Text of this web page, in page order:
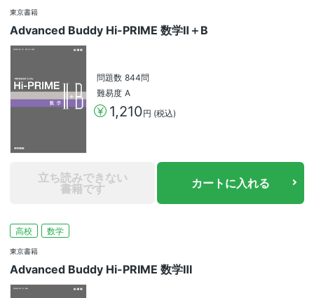
東京書籍
Advanced Buddy Hi-PRIME 数学Ⅱ＋B
問題数 844問
難易度 A
1,210円 (税込)
立ち読みできない
書籍です
カートに入れる
高校 数学
東京書籍
Advanced Buddy Hi-PRIME 数学Ⅲ